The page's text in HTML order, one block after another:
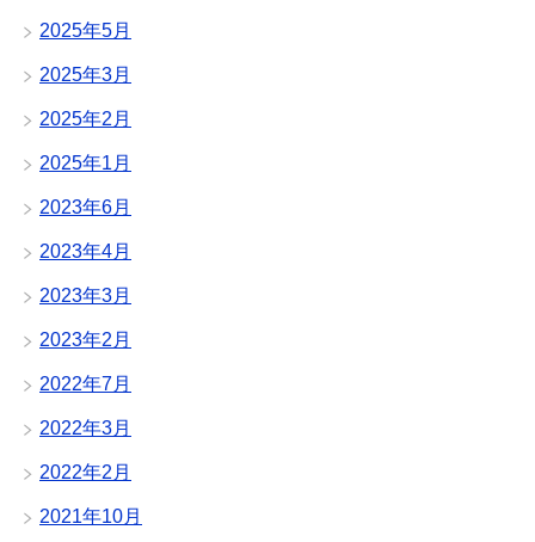
2025年5月
2025年3月
2025年2月
2025年1月
2023年6月
2023年4月
2023年3月
2023年2月
2022年7月
2022年3月
2022年2月
2021年10月